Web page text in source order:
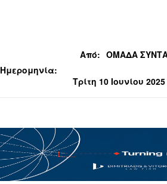
Από: ΟΜΑΔΑ
Ημερομηνία:
Τρίτη 10 Ιουνίου